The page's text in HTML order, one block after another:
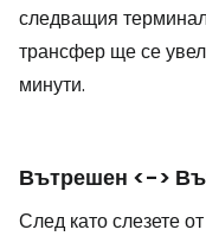
следващия
трансфер ще се
минути.
Вътрешен <->
След като слезете